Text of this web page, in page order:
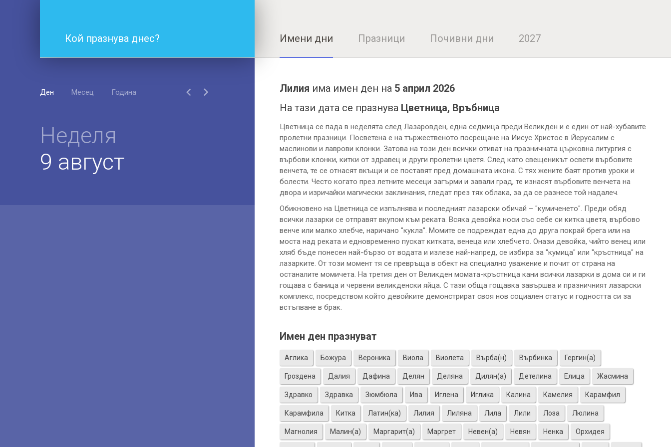
Кой празнува днес? Имени дни Празници Почивни дни 2027
Ден Месец Година
Неделя
9 август
Лилия има имен ден на 5 април 2026
На тази дата се празнува Цветница, Връбница
Цветница се пада в неделята след Лазаровден, една седмица преди Великден и е един от най-хубавите
пролетни празници. Посветена е на тържественото посрещане на Иисус Христос в Йерусалим с
маслинови и лаврови клонки. Затова на този ден всички отиват на празничната църковна литургия с
върбови клонки, китки от здравец и други пролетни цветя. След като свещеникът освети върбовите
венчета, те се отнасят вкъщи и се поставят пред домашната икона. С тях жените баят против уроки и
болести. Често когато през летните месеци загърми и завали град, те изнасят върбовите венчета на
двора и изричайки магически заклинания, гледат през тях облака, за да се разнесе той надалеч.
Обикновено на Цветница се изпълнява и последният лазарски обичай – "кумиченето". Преди обяд
всички лазарки се отправят вкупом към реката. Всяка девойка носи със себе си китка цветя, върбово
венче или малко хлебче, наричано "кукла". Момите се подреждат една до друга покрай брега или на
моста над реката и едновременно пускат китката, венеца или хлебчето. Онази девойка, чийто венец или
хляб бъде понесен най-бързо от водата и излезе най-напред, се избира за "кумица" или "кръстница" на
лазарките. От този момент тя се превръща в обект на специално уважение и почит от страна на
останалите момичета. На третия ден от Великден момата-кръстница кани всички лазарки в дома си и ги
гощава с баница и червени великденски яйца. С тази обща гощавка завършва и празничният лазарски
комплекс, посредством който девойките демонстрират своя нов социален статус и годността си за
встъпване в брак.
Имен ден празнуват
Аглика Божура Вероника Виола Виолета Върба(н) Върбинка Гергин(а)
Гроздена Далия Дафина Делян Деляна Дилян(а) Детелина Елица Жасмина
Здравко Здравка Зюмбюла Ива Иглена Иглика Калина Камелия Карамфил
Карамфила Китка Латин(ка) Лилия Лиляна Лила Лили Лоза Люлина
Магнолия Малин(а) Маргарит(а) Маргрет Невен(а) Невян Ненка Орхидея